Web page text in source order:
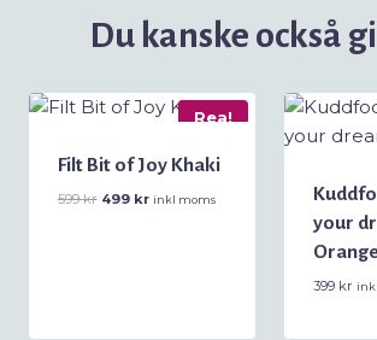
Du kanske också
Rea!
Filt Bit of Joy Khaki
599kr Det
499 krDet
inkl moms
your
399 kr